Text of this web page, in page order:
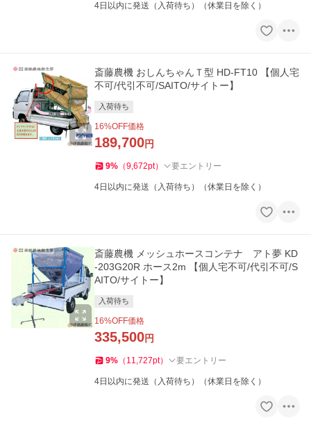
4日以内に発送（入荷待ち）（休業日を除く）
斎藤農機 おしんちゃんＴ型 HD-FT10 【個人宅
不可/代引不可/SAITO/サイトー】
入荷待ち
16%OFF価格
189,700円
9% （9,672pt） 要エントリー
4日以内に発送（入荷待ち）（休業日を除く）
斎藤農機 メッシュホースコンテナ アト夢 KD
-203G20R ホース2m 【個人宅不可/代引不可/S
AITO/サイトー】
入荷待ち
16%OFF価格
335,500円
9% （ 11,727pt） 要エントリー
4日以内に発送（入荷待ち）（休業日を除く）